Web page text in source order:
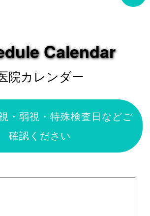
Calendar
院カレンダー
・弱視・特殊検査日などご
確認ください